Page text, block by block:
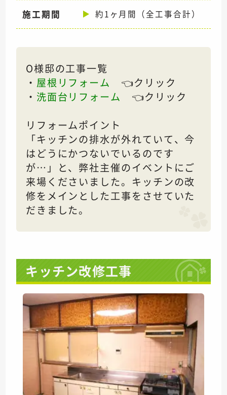
施工期間 約1ヶ月間（全工事合計）
O様邸の工事一覧
・ 屋根リフォーム
👈クリック
・ 洗面台リフォーム
👈クリック
リフォームポイント
「キッチンの排水が外れていて、今
はどうにかつないでいるのです
が…」と、弊社主催のイベントにご
来場くださいました。キッチンの改
修をメインとした工事をさせていた
だきました。
キッチン改修工事